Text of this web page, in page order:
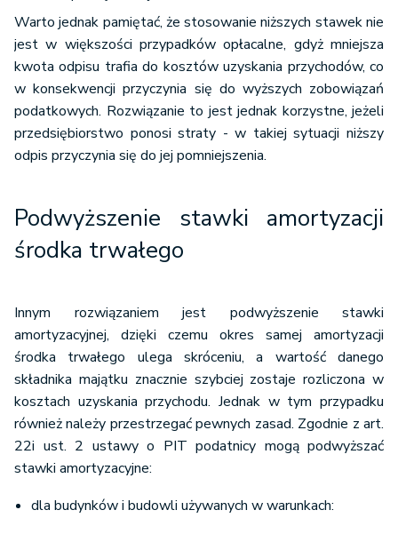
Warto jednak pamiętać, że stosowanie niższych stawek nie
jest w większości przypadków opłacalne, gdyż mniejsza
kwota odpisu trafia do kosztów uzyskania przychodów, co
w konsekwencji przyczynia się do wyższych zobowiązań
podatkowych. Rozwiązanie to jest jednak korzystne, jeżeli
przedsiębiorstwo ponosi straty - w takiej sytuacji niższy
odpis przyczynia się do jej pomniejszenia.
Podwyższenie stawki amortyzacji
środka trwałego
Innym rozwiązaniem jest podwyższenie stawki
amortyzacyjnej, dzięki czemu okres samej amortyzacji
środka trwałego ulega skróceniu, a wartość danego
składnika majątku znacznie szybciej zostaje rozliczona w
kosztach uzyskania przychodu. Jednak w tym przypadku
również należy przestrzegać pewnych zasad. Zgodnie z art.
22i ust. 2 ustawy o PIT podatnicy mogą podwyższać
stawki amortyzacyjne:
dla budynków i budowli używanych w warunkach: